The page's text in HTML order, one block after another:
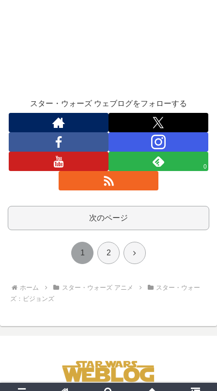
スター・ウォーズ ウェブログをフォローする
0
次のページ
1 2 次
ホーム スター・ウォーズ アニメ
スター・ウォー
ズ：ビジョンズ